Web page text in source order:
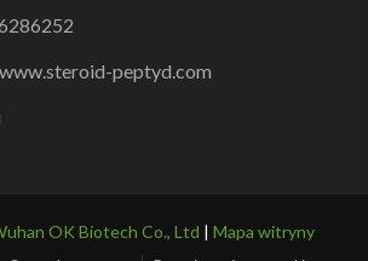
peptyd.com
OK Biotech Co., Ltd | Mapa witryny